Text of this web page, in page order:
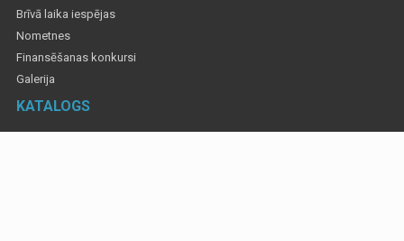
Brīvā laika iespējas
Nometnes
Finansēšanas konkursi
Galerija
KATALOGS